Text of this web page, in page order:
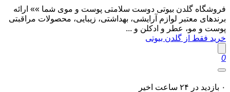
فروشگاه گلدن بیوتی دوست سلامتی پوست و موی شما »» ارائه
برندهای معتبر لوازم آرایشی، بهداشتی، زیبایی، محصولات مراقبتی
پوست و مو، عطر و ادکلن و ...
خرید فقط از گلدن بیوتی
0
۰ بازدید در ۲۴ ساعت اخیر